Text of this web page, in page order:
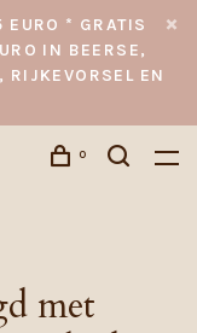
EURO * GRATIS
IN BEERSE,
RIJKEVORSEL EN
0
met